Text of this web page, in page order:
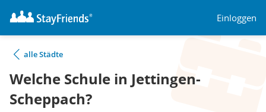
Einloggen
alle Städte
Welche Schule in Jettingen-
Scheppach?